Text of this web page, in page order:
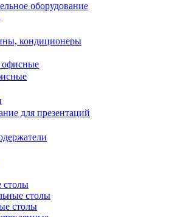
оборудование
кондиционеры
офисные
для презентаций
столы
столы
столы